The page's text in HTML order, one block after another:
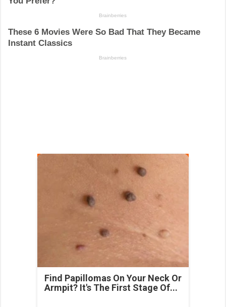
Find Papillomas On Your Neck Or
Armpit? It's The First Stage Of...